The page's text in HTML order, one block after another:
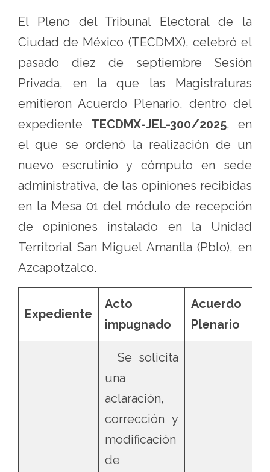
El Pleno del Tribunal Electoral de la
Ciudad de México (TECDMX), celebró el
pasado diez de septiembre Sesión
Privada, en la que las Magistraturas
emitieron Acuerdo Plenario, dentro del
expediente TECDMX-JEL-300/2025, en
el que se ordenó la realización de un
nuevo escrutinio y cómputo en sede
administrativa, de las opiniones recibidas
en la Mesa 01 del módulo de recepción
de opiniones instalado en la Unidad
Territorial San Miguel Amantla (Pblo), en
Azcapotzalco.
Expediente
Acto
impugnado
Acuerdo
Plenario
Se solicita
una
aclaración,
corrección y
modificación
de